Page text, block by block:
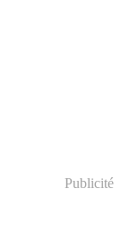
Publicité